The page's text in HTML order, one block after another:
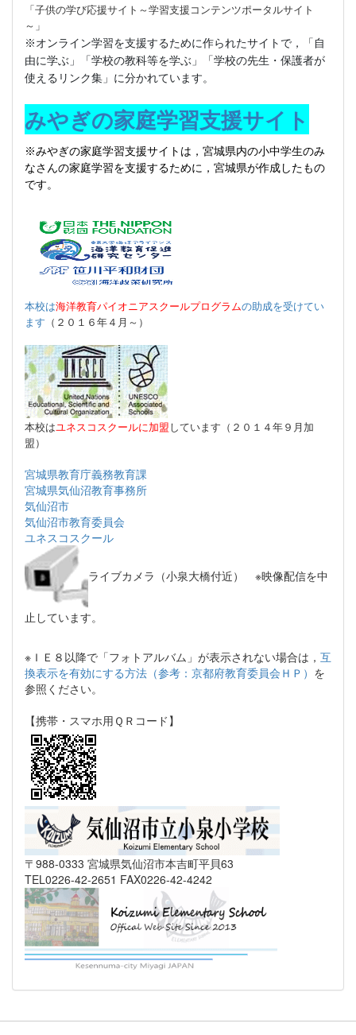
「子供の学び応援サイト～学習支援コンテンツポータルサイト
～」
※オンライン学習を支援するために作られたサイトで，「自
由に学ぶ」「学校の教科等を学ぶ」「学校の先生・保護者が
使えるリンク集」に分かれています。
みやぎの家庭学習支援サイト
※みやぎの家庭学習支援サイトは，宮城県内の小中学生のみ
なさんの家庭学習を支援するために，宮城県が作成したもの
です。
本校は海洋教育パイオニアスクールプログラムの助成を受けてい
ます （２０１６年４月～）
本校はユネスコスクールに加盟しています（２０１４年９月加
盟）
宮城県教育庁義務教育課
宮城県気仙沼教育事務所
気仙沼市
気仙沼市教育委員会
ユネスコスクール
ライブカメラ（小泉大橋付近） ※映像配信を中
止しています。
※ＩＥ８以降で「フォトアルバム」が表示されない場合は， 互
換表示を有効にする方法（参考：京都府教育委員会ＨＰ） を
参照ください。
【携帯・スマホ用ＱＲコード】
〒988-0333 宮城県気仙沼市本吉町平貝63
TEL0226-42-2651 FAX0226-42-4242